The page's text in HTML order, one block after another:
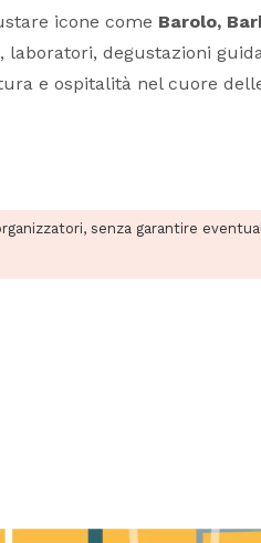
icone come Barolo,
degustazioni
e ospitalità nel cuore
senza garantire